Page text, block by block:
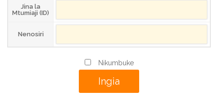
Jina la
Mtumiaji (ID)
Nenosiri
Nikumbuke